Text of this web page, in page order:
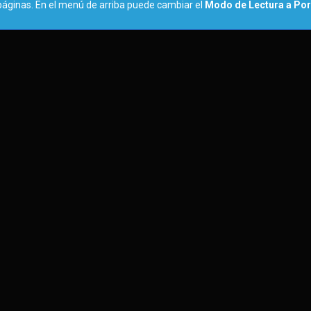
En el menú de arriba puede cambiar el
Modo de Lectura a